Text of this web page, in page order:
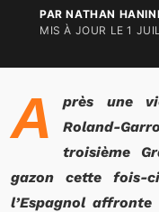
PAR NATHAN
MIS À JOUR LE1
A
près une
Roland-
troisième
gazon cette fois-
l’Espagnol